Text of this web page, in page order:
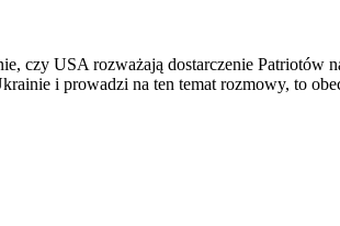
czy USA rozważają dostarczenie
i prowadzi na ten temat rozmowy, to